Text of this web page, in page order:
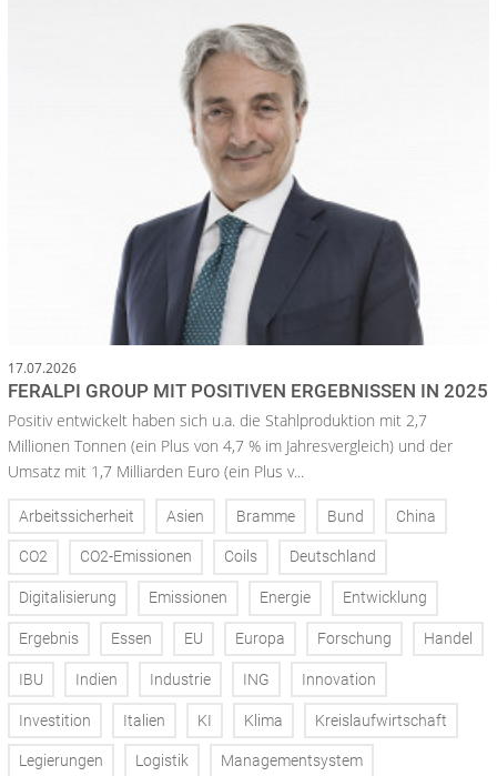
17.07.2026
FERALPI GROUP MIT POSITIVEN ERGEBNISSEN IN 2025
Positiv entwickelt haben sich u.a. die Stahlproduktion mit 2,7
Millionen Tonnen (ein Plus von 4,7 % im Jahresvergleich) und der
Umsatz mit 1,7 Milliarden Euro (ein Plus v...
Arbeitssicherheit Asien Bramme Bund China
CO2 CO2-Emissionen Coils Deutschland
Digitalisierung Emissionen Energie Entwicklung
Ergebnis Essen EU Europa Forschung Handel
IBU Indien Industrie ING Innovation
Investition Italien KI Klima Kreislaufwirtschaft
Legierungen Logistik Managementsystem